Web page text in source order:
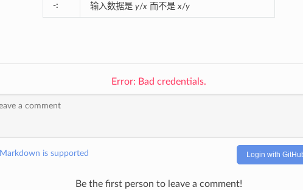
-: 输入数据是 y/x 而不是x/y
Error: Bad credentials.
Markdown is supported Login with
Be the first person to leave a comment!